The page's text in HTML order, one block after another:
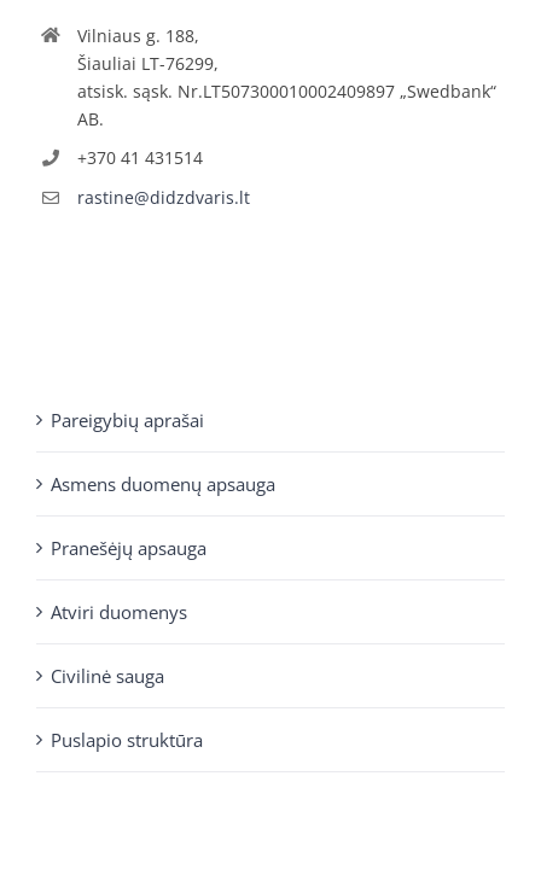
Vilniaus g. 188,
Šiauliai LT-76299,
atsisk. sąsk. Nr.LT507300010002409897 „Swedbank“
AB.
+370 41 431514
rastine@didzdvaris.lt
Pareigybių aprašai
Asmens duomenų apsauga
Pranešėjų apsauga
Atviri duomenys
Civilinė sauga
Puslapio struktūra